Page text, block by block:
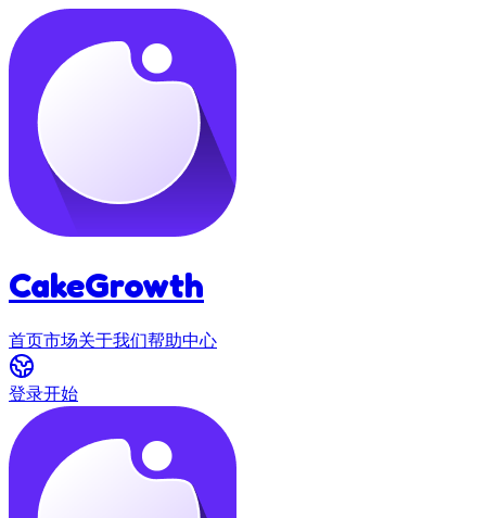
CakeGrowth
首页市场关于我们帮助中心
登录开始